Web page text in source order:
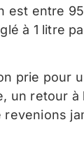
est entre
à 1 litre
prie pour
un retour
revenions